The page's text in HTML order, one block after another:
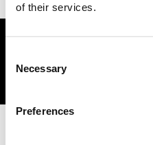
of their services.
Selection
Necessary
Preferences